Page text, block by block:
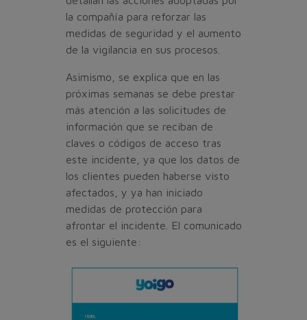
la compañía para reforzar las
medidas de seguridad y el aumento
de la vigilancia en sus procesos.
Asimismo, se explica que en las
próximas semanas se debe prestar
más atención a las solicitudes de
información que se reciban de
claves o códigos de acceso tras
este incidente, ya que los datos de
los clientes pueden haberse visto
afectados, y ya han iniciado
medidas de protección para
afrontar el incidente. El comunicado
es el siguiente: